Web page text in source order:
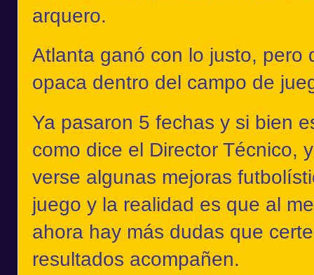
arquero.
Atlanta ganó con lo justo, pero
opaca dentro del campo de
Ya pasaron 5 fechas y si bien
como dice el Director Técnico,
verse algunas mejoras
juego y la realidad es que al
ahora hay más dudas que
resultados acompañen.